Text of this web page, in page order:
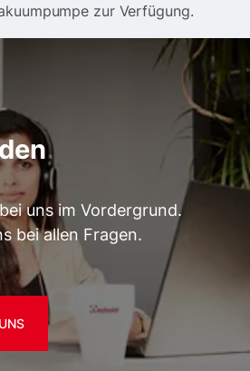
zur Verfügung.
uns im Vordergrund.
bei allen Fragen.